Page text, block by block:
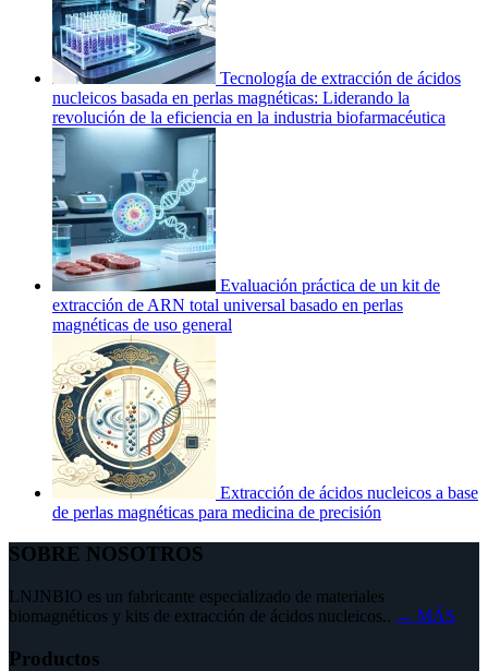
Tecnología de extracción de ácidos
nucleicos basada en perlas magnéticas: Liderando la
revolución de la eficiencia en la industria biofarmacéutica
Evaluación práctica de un kit de
extracción de ARN total universal basado en perlas
magnéticas de uso general
Extracción de ácidos nucleicos a base
de perlas magnéticas para medicina de precisión
SOBRE NOSOTROS
LNJNBIO es un fabricante especializado de materiales
biomagnéticos y kits de extracción de ácidos nucleicos.. → MÁS
Productos